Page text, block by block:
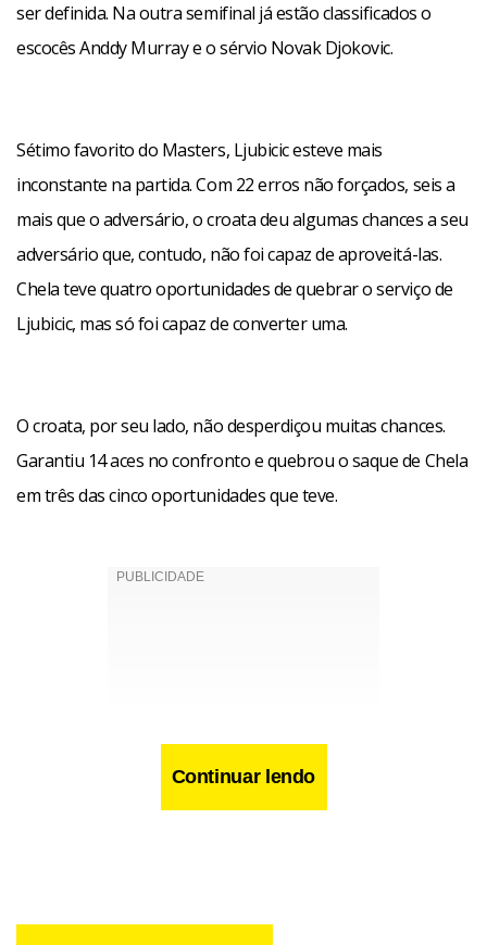
ser definida. Na outra semifinal já estão classificados o
escocês Anddy Murray e o sérvio Novak Djokovic.
Sétimo favorito do Masters, Ljubicic esteve mais
inconstante na partida. Com 22 erros não forçados, seis a
mais que o adversário, o croata deu algumas chances a seu
adversário que, contudo, não foi capaz de aproveitá-las.
Chela teve quatro oportunidades de quebrar o serviço de
Ljubicic, mas só foi capaz de converter uma.
O croata, por seu lado, não desperdiçou muitas chances.
Garantiu 14 aces no confronto e quebrou o saque de Chela
em três das cinco oportunidades que teve.
Continuar lendo